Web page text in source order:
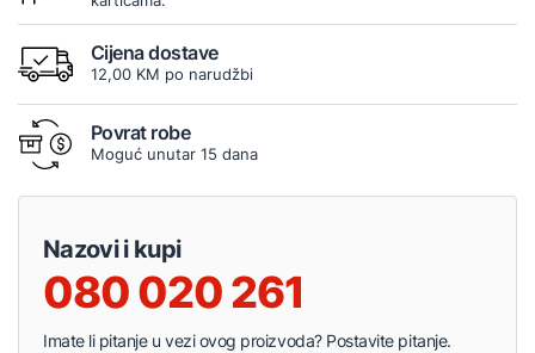
Cijena dostave
12,00 KM po narudžbi
Povrat robe
Moguć unutar 15 dana
Nazovi i kupi
080 020 261
Imate li pitanje u vezi ovog proizvoda? Postavite pitanje.